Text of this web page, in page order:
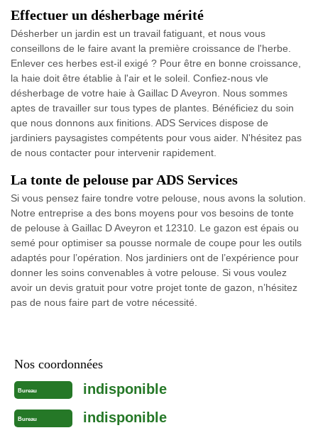
Effectuer un désherbage mérité
Désherber un jardin est un travail fatiguant, et nous vous
conseillons de le faire avant la première croissance de l'herbe.
Enlever ces herbes est-il exigé ? Pour être en bonne croissance,
la haie doit être établie à l'air et le soleil. Confiez-nous vle
désherbage de votre haie à Gaillac D Aveyron. Nous sommes
aptes de travailler sur tous types de plantes. Bénéficiez du soin
que nous donnons aux finitions. ADS Services dispose de
jardiniers paysagistes compétents pour vous aider. N'hésitez pas
de nous contacter pour intervenir rapidement.
La tonte de pelouse par ADS Services
Si vous pensez faire tondre votre pelouse, nous avons la solution.
Notre entreprise a des bons moyens pour vos besoins de tonte
de pelouse à Gaillac D Aveyron et 12310. Le gazon est épais ou
semé pour optimiser sa pousse normale de coupe pour les outils
adaptés pour l’opération. Nos jardiniers ont de l’expérience pour
donner les soins convenables à votre pelouse. Si vous voulez
avoir un devis gratuit pour votre projet tonte de gazon, n’hésitez
pas de nous faire part de votre nécessité.
Nos coordonnées
Bureau indisponible
Bureau indisponible